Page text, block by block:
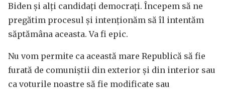
Biden și alți candidați democrați. Începem să ne
pregătim procesul și intenționăm să îl intentăm
săptămâna aceasta. Va fi epic.
Nu vom permite ca această mare Republică să fie
furată de comuniștii din exterior și din interior sau
ca voturile noastre să fie modificate sau